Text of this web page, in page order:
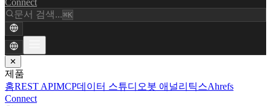
문서 검색...⌘K
✕
제품
홈REST APIMCP데이터 스튜디오봇 애널리틱스Ahrefs
Connect